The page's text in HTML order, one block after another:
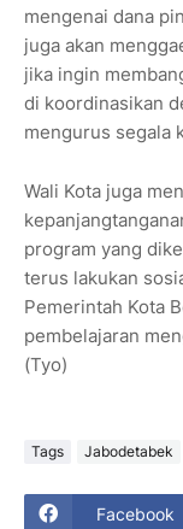
mengenai dana
juga akan
jika ingin
di koordinasikan
mengurus segala
Wali Kota juga
program yang
terus lakukan
Pemerintah Kota
pembelajaran
(Tyo)
Tags Jabodetabek
Facebook